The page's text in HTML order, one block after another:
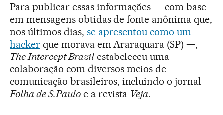
Para publicar essas informações — com base
em mensagens obtidas de fonte anônima que,
nos últimos dias, se apresentou como um
hackerque morava em Araraquara (SP) —,
The Intercept Brazilestabeleceu uma
colaboração com diversos meios de
comunicação brasileiros, incluindo o jornal
Folha de S.Pauloe a revista Veja.